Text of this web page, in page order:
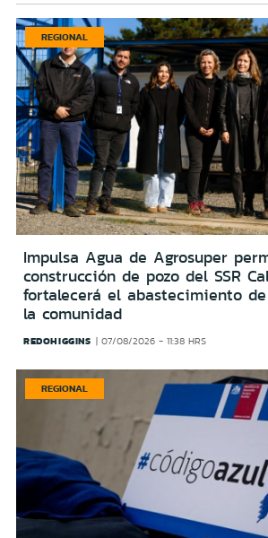
REGIONAL
Impulsa Agua de Agrosuper
construcción de pozo del SSR
fortalecerá el abastecimiento
la comunidad
REDOHIGGINS 07/08/2026 - 11:38 HRS
REGIONAL